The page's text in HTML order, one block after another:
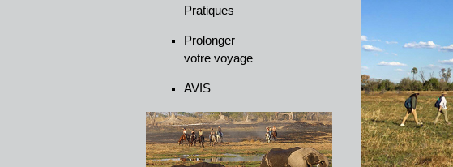
Pratiques
Prolonger
votre voyage
AVIS